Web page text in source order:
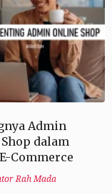
Admin
dalam
Commerce
Rah Mada